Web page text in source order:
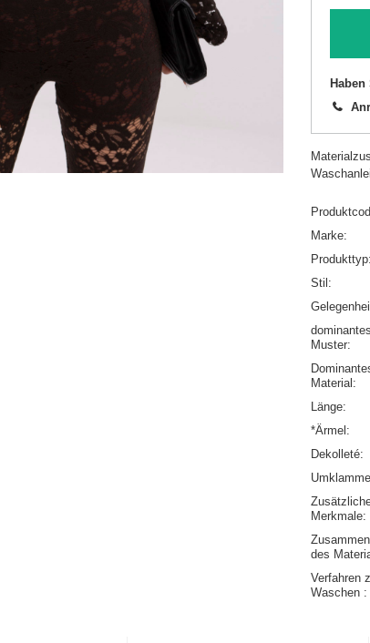
Haben
Marke
Produkttyp
Stil
dominantes
Muster
Material
Länge
*Ärmel
Dekolleté
Merkmale
des
Verfahren
Waschen